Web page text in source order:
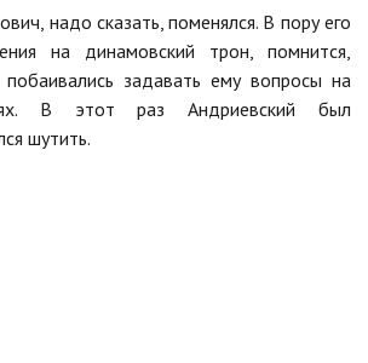
надо сказать, поменялся. В пору его
на динамовский трон, помнится,
задавать ему вопросы на
В этот раз Андриевский был
шутить.